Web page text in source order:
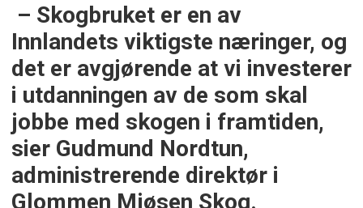
– Skogbruket er en av
Innlandets viktigste næringer, og
det er avgjørende at vi investerer
i utdanningen av de som skal
jobbe med skogen i framtiden,
sier Gudmund Nordtun,
administrerende direktør i
Glommen Mjøsen Skog.